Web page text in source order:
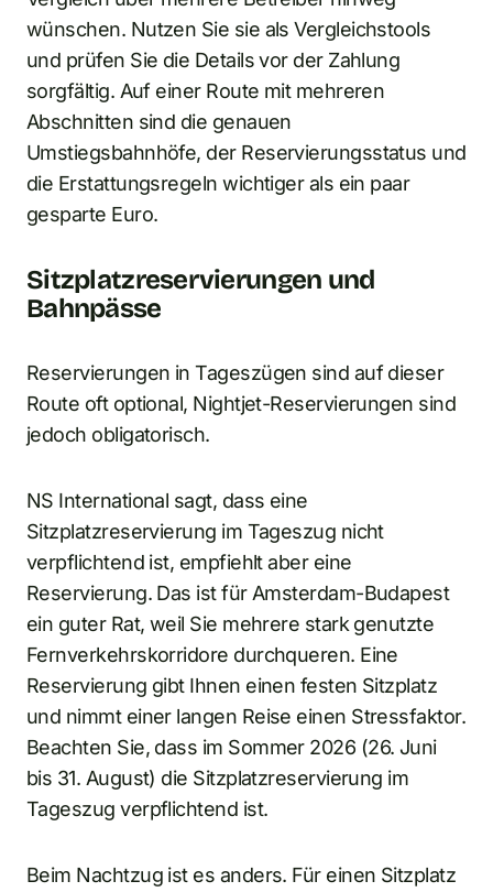
wünschen. Nutzen Sie sie als Vergleichstools
und prüfen Sie die Details vor der Zahlung
sorgfältig. Auf einer Route mit mehreren
Abschnitten sind die genauen
Umstiegsbahnhöfe, der Reservierungsstatus und
die Erstattungsregeln wichtiger als ein paar
gesparte Euro.
Sitzplatzreservierungen und
Bahnpässe
Reservierungen in Tageszügen sind auf dieser
Route oft optional, Nightjet-Reservierungen sind
jedoch obligatorisch.
NS International sagt, dass eine
Sitzplatzreservierung im Tageszug nicht
verpflichtend ist, empfiehlt aber eine
Reservierung. Das ist für Amsterdam-Budapest
ein guter Rat, weil Sie mehrere stark genutzte
Fernverkehrskorridore durchqueren. Eine
Reservierung gibt Ihnen einen festen Sitzplatz
und nimmt einer langen Reise einen Stressfaktor.
Beachten Sie, dass im Sommer 2026 (26. Juni
bis 31. August) die Sitzplatzreservierung im
Tageszug verpflichtend ist.
Beim Nachtzug ist es anders. Für einen Sitzplatz